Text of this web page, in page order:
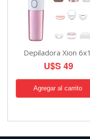
Depiladora Xion 6x1
U$S 49